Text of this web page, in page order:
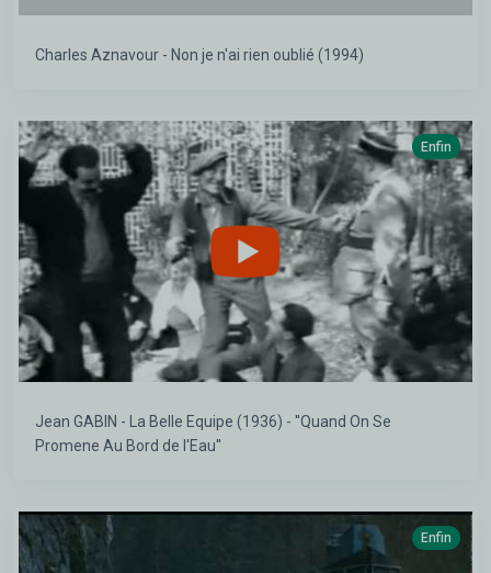
Charles Aznavour - Non je n'ai rien oublié (1994)
Enfin
Jean GABIN - La Belle Equipe (1936) - ''Quand On Se
Promene Au Bord de l'Eau''
Enfin